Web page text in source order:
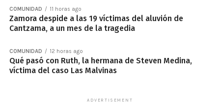
COMUNIDAD 11 horas ago
Zamora despide a las 19 víctimas del aluvión de
Cantzama, a un mes de la tragedia
COMUNIDAD 12 horas ago
Qué pasó con Ruth, la hermana de Steven Medina,
víctima del caso Las Malvinas
ADVERTISEMENT